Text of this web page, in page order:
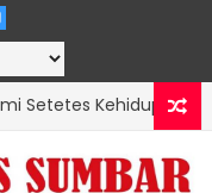
Satgas Yonif 2